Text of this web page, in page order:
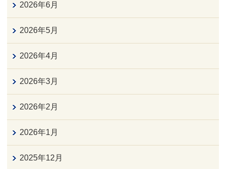
2026年6月
2026年5月
2026年4月
2026年3月
2026年2月
2026年1月
2025年12月